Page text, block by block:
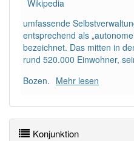
91% unserer Spielapp-
korrekt erraten.
Wikipedia
umfassende
entsprechend als
bezeichnet. Das mitten in
rund 520.000 Einwohner,
Bozen. Mehr lesen
Konjunktion